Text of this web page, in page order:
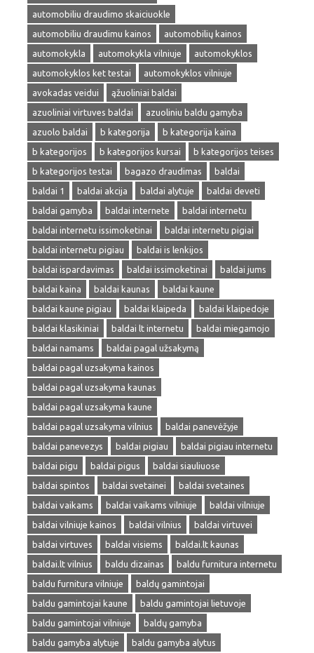
automobiliu draudimo skaiciuokle
automobiliu draudimu kainos
automobilių kainos
automokykla
automokykla vilniuje
automokyklos
automokyklos ket testai
automokyklos vilniuje
avokadas veidui
ąžuoliniai baldai
azuoliniai virtuves baldai
azuoliniu baldu gamyba
azuolo baldai
b kategorija
b kategorija kaina
b kategorijos
b kategorijos kursai
b kategorijos teises
b kategorijos testai
bagazo draudimas
baldai
baldai 1
baldai akcija baldai alytuje
baldai deveti
baldai gamyba
baldai internete
baldai internetu
baldai internetu issimoketinai
baldai internetu pigiai
baldai internetu pigiau
baldai is lenkijos
baldai ispardavimas
baldai issimoketinai
baldai jums
baldai kaina
baldai kaunas
baldai kaune
baldai kaune pigiau
baldai klaipeda
baldai klaipedoje
baldai klasikiniai
baldai lt internetu
baldai miegamojo
baldai namams
baldai pagal užsakymą
baldai pagal uzsakyma kainos
baldai pagal uzsakyma kaunas
baldai pagal uzsakyma kaune
baldai pagal uzsakyma vilnius
baldai panevėžyje
baldai panevezys
baldai pigiau
baldai pigiau internetu
baldai pigu
baldai pigus
baldai siauliuose
baldai spintos
baldai svetainei
baldai svetaines
baldai vaikams
baldai vaikams vilniuje
baldai vilniuje
baldai vilniuje kainos
baldai vilnius
baldai virtuvei
baldai virtuves
baldai visiems
baldai.lt kaunas
baldai.lt vilnius
baldu dizainas
baldu furnitura internetu
baldu furnitura vilniuje
baldų gamintojai
baldu gamintojai kaune
baldu gamintojai lietuvoje
baldu gamintojai vilniuje
baldų gamyba
baldu gamyba alytuje
baldu gamyba alytus